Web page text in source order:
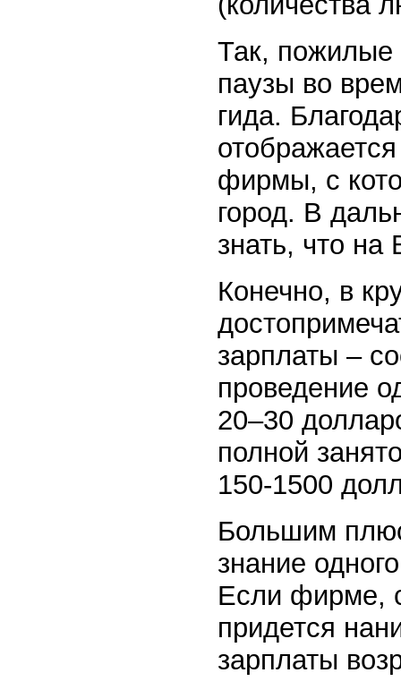
Так,
паузы во
гида.
фирмы, с
город. В
знать, что
Конечно, в
зарплаты –
проведение
20–30
полной
150-1500
Большим
знание
Если фирме,
придется
зарплаты